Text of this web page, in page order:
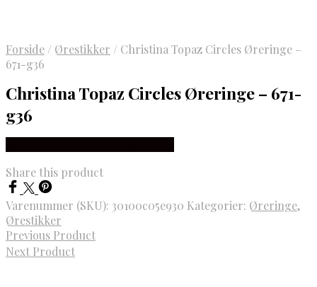
Forside / Ørestikker / Christina Topaz Circles Øreringe –
671-g36
Christina Topaz Circles Øreringe – 671-
g36
Share this product
Varenummer (SKU): 30100c05e930 Kategorier: Øreringe,
Ørestikker
Previous Product
Next Product